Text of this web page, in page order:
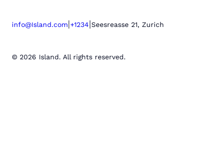
info@Island.com +1234 Seesreasse 21, Zurich
© 2026 Island. All rights reserved.